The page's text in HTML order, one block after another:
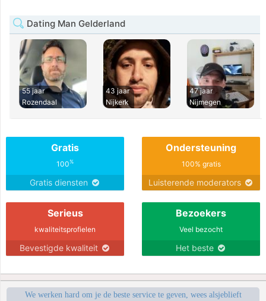
Dating Man Gelderland
55 jaar
Rozendaal
43 jaar
Nijkerk
47 jaar
Nijmegen
Gratis
100%
Gratis diensten
Ondersteuning
100% gratis
Luisterende moderators
Serieus
kwaliteitsprofielen
Bevestigde kwaliteit
Bezoekers
Veel bezocht
Het beste
We werken hard om je de beste service te geven, wees alsjeblieft